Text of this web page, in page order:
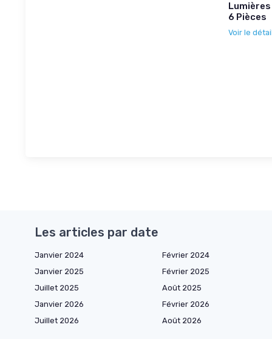
6 Pièces
Voir le
Les articles par date
Janvier 2024
Février 2024
Janvier 2025
Février 2025
Juillet 2025
Août 2025
Janvier 2026
Février 2026
Juillet 2026
Août 2026